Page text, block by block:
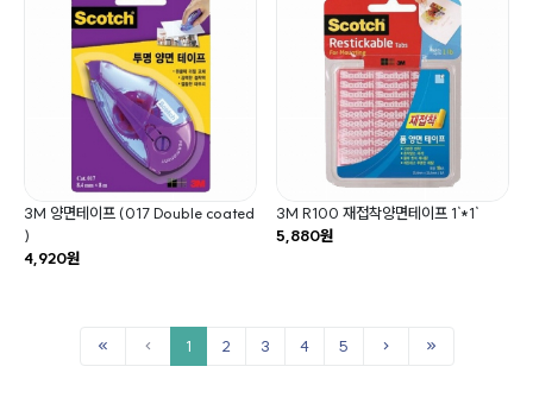
3M 양면테이프 (017 Double coated
)
4,920원
3M R100 재접착양면테이프 1`*1`
5,880원
1 2 3 4 5